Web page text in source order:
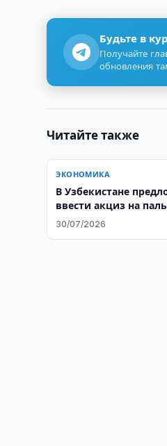
Будьте в
Получайте
обновления
Читайте также
ЭКОНОМИКА
В Узбекистане
ввести акциз на
масло
30/07/2026